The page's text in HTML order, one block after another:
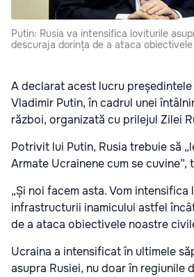
Putin: Rusia va intensifica loviturile
descuraja dorința de a ataca
A declarat acest lucru
Vladimir Putin, în cadrul unei
război, organizată cu prilejul Zilei
Potrivit lui Putin, Rusia trebuie să
Armate Ucrainene cum se cuvine”,
„Și noi facem asta. Vom
infrastructurii inamicului astfel
de a ataca obiectivele noastre
Ucraina a intensificat în ultimele
asupra Rusiei, nu doar în regiunile